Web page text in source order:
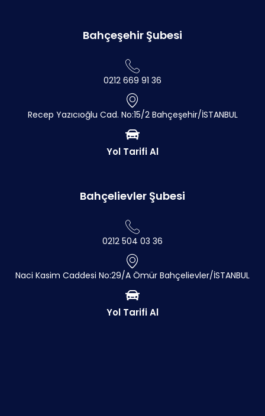
Bahçeşehir Şubesi
0212 669 91 36
Recep Yazıcıoğlu Cad. No:15/2 Bahçeşehir/İSTANBUL
Yol Tarifi Al
Bahçelievler Şubesi
0212 504 03 36
Naci Kasim Caddesi No:29/A Ömür Bahçelievler/İSTANBUL
Yol Tarifi Al